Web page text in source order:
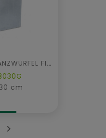
KUBISCHER PFLANZWÜRFEL FIBER
cm
